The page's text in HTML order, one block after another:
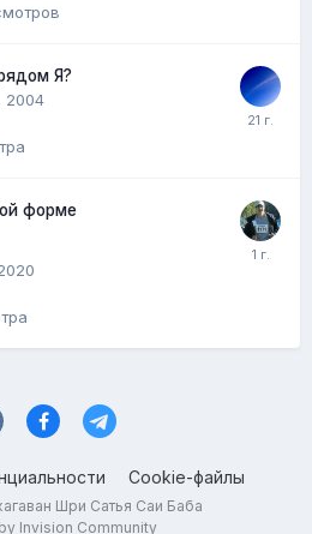
Я?
2004
форме
Cookie-файлы
Шри Сатья Саи Баба
Invision Community